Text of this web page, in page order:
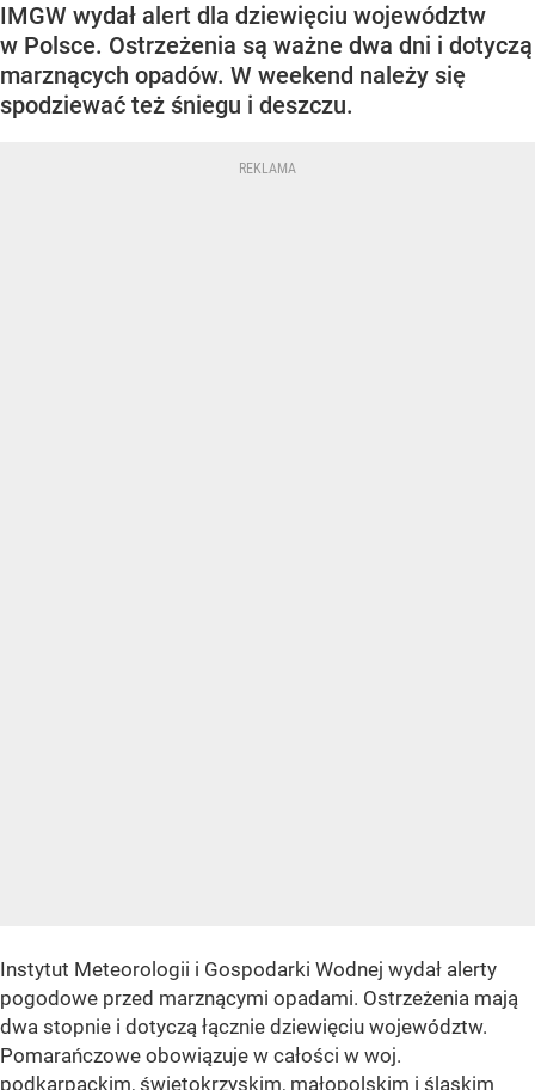
IMGW wydał alert dla dziewięciu województw
w Polsce. Ostrzeżenia są ważne dwa dni i dotyczą
marznących opadów. W weekend należy się
spodziewać też śniegu i deszczu.
Instytut Meteorologii i Gospodarki Wodnej wydał alerty
pogodowe przed marznącymi opadami. Ostrzeżenia mają
dwa stopnie i dotyczą łącznie dziewięciu województw.
Pomarańczowe obowiązuje w całości w woj.
podkarpackim, świętokrzyskim, małopolskim i śląskim